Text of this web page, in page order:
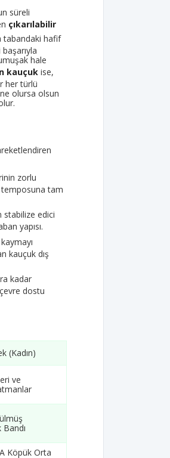
süreli
çıkarılabilir
tabandaki hafif
hale
kauçuk ise,
her türlü
olursa olsun
zorlu
temposuna tam
stabilize edici
yapısı.
kauçuk dış
kadar
dostu
(Kadın)
ve
Köpük Orta